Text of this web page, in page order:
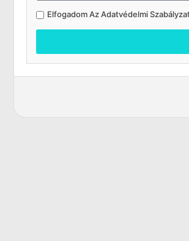
Elfogadom AzAdatvédelmi